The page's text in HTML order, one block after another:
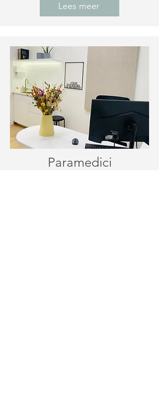
Lees meer
Paramedici